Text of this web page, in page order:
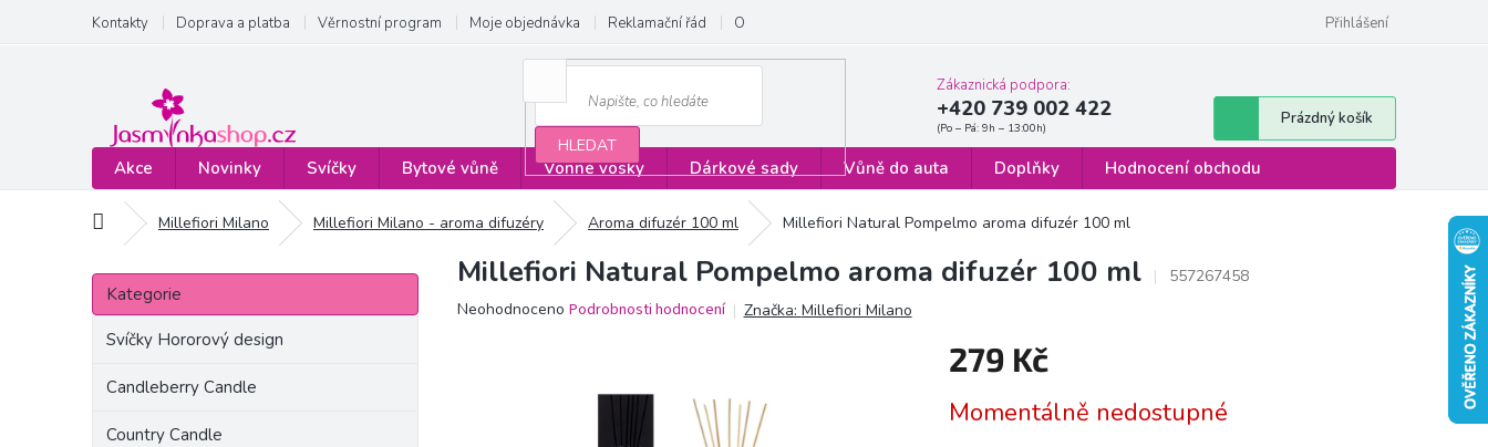
obsah
Kontakty Doprava a platba Věrnostní program Moje objednávka Reklamační řád Obchodní podmínky Formulář pro odstoupení od smlouvy
Přihlášení
HLEDAT
Zákaznická podpora:
+420 739 002 422
Nákupní
košík
Prázdný košík
Akce Novinky Svíčky Bytové vůně Vonné vosky Dárkové sady Vůně do auta Doplňky Hodnocení obchodu
Domů Millefiori Milano Millefiori Milano - aroma difuzéry Aroma difuzér 100 ml Millefiori Natural Pompelmo aroma difuzér 100 ml
P
s
Přeskočit
kategorie
Kategorie
Svíčky Hororový design
Candleberry Candle
Country Candle
Millefiori Natural Pompelmo aroma difuzér 100 ml
557267458
Průměrné
Neohodnoceno Podrobnosti hodnocení Značka: Millefiori Milano
279 Kč
cena:
Momentálně nedostupné